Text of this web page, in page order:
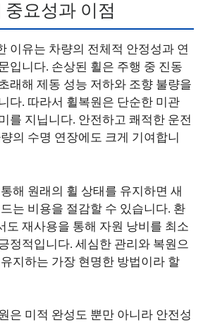
중요성과 이점
이유는 차량의 전체적 안정성과 연
입니다. 손상된 휠은 주행 중 진동
래해 제동 성능 저하와 조향 불량을
다. 따라서 휠복원은 단순한 미관
를 지닙니다. 안전하고 쾌적한 운전
의 수명 연장에도 크게 기여합니
해 원래의 휠 상태를 유지하면 새
는 비용을 절감할 수 있습니다. 환
도 재사용을 통해 자원 낭비를 최소
정적입니다. 세심한 관리와 복원으
지하는 가장 현명한 방법이라 할
은 미적 완성도 뿐만 아니라 안전성